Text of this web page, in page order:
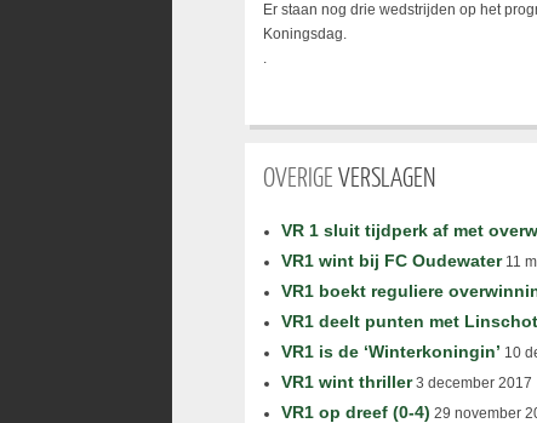
Er staan nog drie wedstrijden op het
Koningsdag.
.
OVERIGEVERSLAGEN
VR 1 sluit tijdperk af met
VR1 wint bij FC Oudewater11
VR1 boekt reguliere
VR1 deelt punten met
VR1 is de ‘Winterkoningin’ 10
VR1 wint thriller3 december 2017
VR1 op dreef (0-4) 29 november